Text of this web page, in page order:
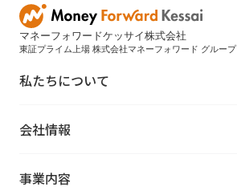
マネーフォワードケッサイ株式会社
東証プライム上場 株式会社マネーフォワード グループ
私たちについて
会社情報
事業内容